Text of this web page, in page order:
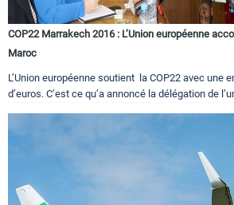
COP22 Marrakech 2016 : L’Union européenne
Maroc
L’Union européenne soutient la COP22 avec une
d’euros. C’est ce qu’a annoncé la délégation de